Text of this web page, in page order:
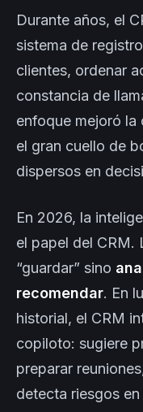
Durante años, el
sistema de
clientes, ordenar
constancia de
enfoque mejoró
el gran cuello de
dispersos en
En 2026, la
el papel del CRM.
“guardar” sino
recomendar. En
historial, el CRM
copiloto: sugiere
preparar
detecta riesgos